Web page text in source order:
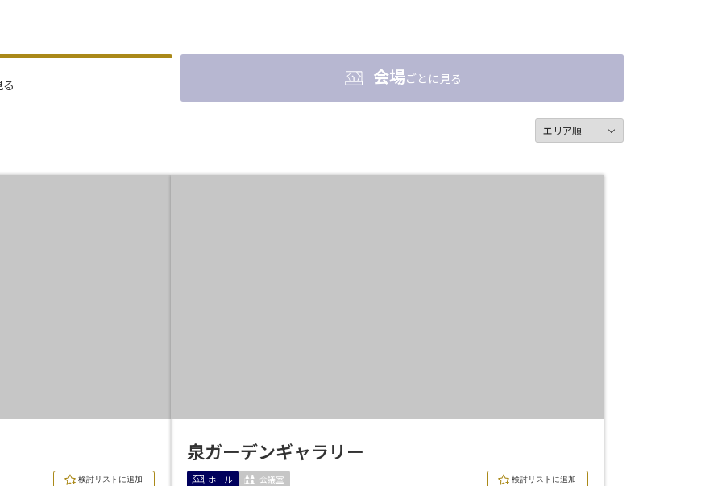
会場ごとに見る
泉ガーデンギャラリー
ホール 会議室